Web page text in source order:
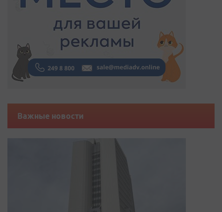
Важные новости